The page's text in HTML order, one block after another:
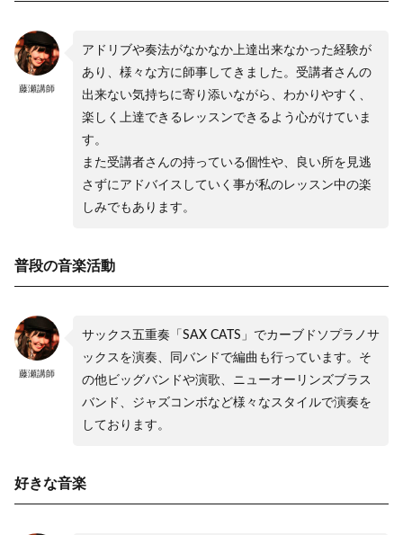
藤瀬講師
アドリブや奏法がなかなか上達出来なかった経験が
あり、様々な方に師事してきました。受講者さんの
出来ない気持ちに寄り添いながら、わかりやすく、
楽しく上達できるレッスンできるよう心がけていま
す。
また受講者さんの持っている個性や、良い所を見逃
さずにアドバイスしていく事が私のレッスン中の楽
しみでもあります。
普段の音楽活動
藤瀬講師
サックス五重奏「SAX CATS」でカーブドソプラノサ
ックスを演奏、同バンドで編曲も行っています。そ
の他ビッグバンドや演歌、ニューオーリンズブラス
バンド、ジャズコンボなど様々なスタイルで演奏を
しております。
好きな音楽